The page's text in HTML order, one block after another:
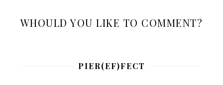
WHOULD YOU LIKE TO COMMENT?
PIER(EF)FECT